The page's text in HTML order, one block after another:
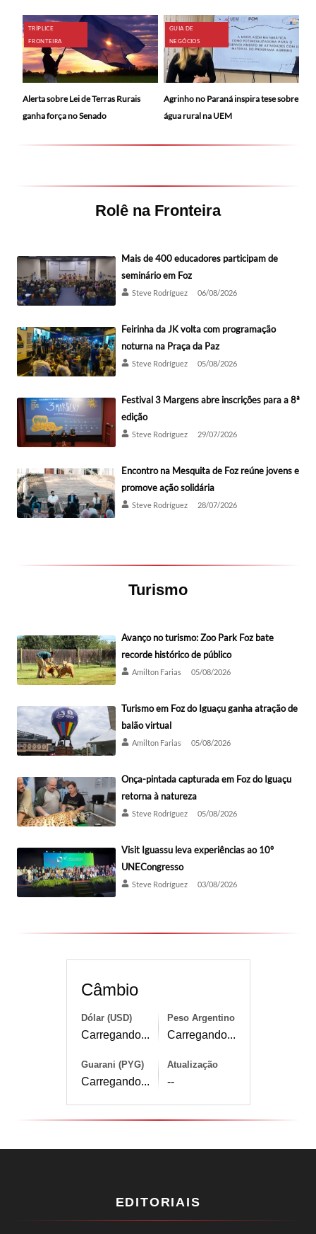
TRÍPLICE
FRONTEIRA
Alerta sobre Lei de Terras Rurais
ganha força no Senado
GUIA DE
NEGÓCIOS
Agrinho no Paraná inspira tese sobre
água rural na UEM
Rolê na Fronteira
Mais de 400 educadores participam de
seminário em Foz
Steve Rodríguez 06/08/2026
Feirinha da JK volta com programação
noturna na Praça da Paz
Steve Rodríguez 05/08/2026
Festival 3 Margens abre inscrições para a 8ª
edição
Steve Rodríguez 29/07/2026
Encontro na Mesquita de Foz reúne jovens e
promove ação solidária
Steve Rodríguez 28/07/2026
Turismo
Avanço no turismo: Zoo Park Foz bate
recorde histórico de público
Amilton Farias 05/08/2026
Turismo em Foz do Iguaçu ganha atração de
balão virtual
Amilton Farias 05/08/2026
Onça-pintada capturada em Foz do Iguaçu
retorna à natureza
Steve Rodríguez 05/08/2026
Visit Iguassu leva experiências ao 10º
UNECongresso
Steve Rodríguez 03/08/2026
Câmbio
Dólar (USD)
Carregando...
Peso Argentino
Carregando...
Guarani (PYG)
Carregando...
Atualização
--
EDITORIAIS